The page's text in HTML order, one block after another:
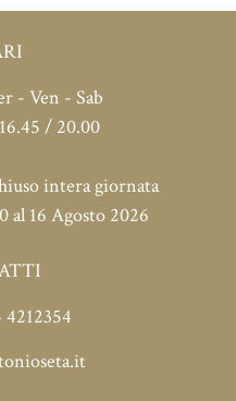
- Ven - Sab
/ 20.00
intera giornata
al 16 Agosto 2026
4212354